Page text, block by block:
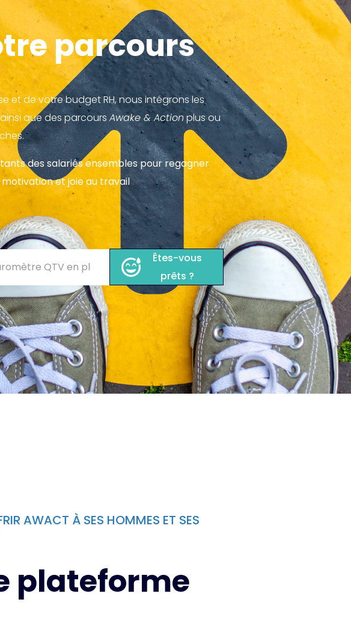
parcours
et de votre budget RH, nous intégrons les
que des parcoursAwake & Actionplus ou
des salariés ensembles pour regagner
et joie au travail
Êtes-vous
prêts ?
AWACT À SES HOMMES ET SES
plateforme